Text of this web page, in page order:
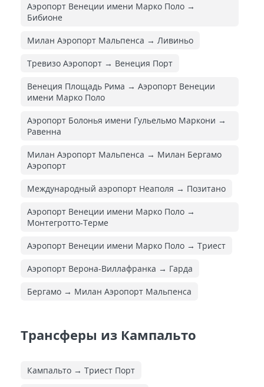
Аэропорт Венеции имени Марко Поло →
Бибионе
Милан Аэропорт Мальпенса → Ливиньо
Тревизо Аэропорт → Венеция Порт
Венеция Площадь Рима → Аэропорт Венеции
имени Марко Поло
Аэропорт Болонья имени Гульельмо Маркони →
Равенна
Милан Аэропорт Мальпенса → Милан Бергамо
Аэропорт
Международный аэропорт Неаполя → Позитано
Аэропорт Венеции имени Марко Поло →
Монтегротто-Терме
Аэропорт Венеции имени Марко Поло → Триест
Аэропорт Верона-Виллафранка → Гарда
Бергамо → Милан Аэропорт Мальпенса
Трансферы из Кампальто
Кампальто → Триест Порт